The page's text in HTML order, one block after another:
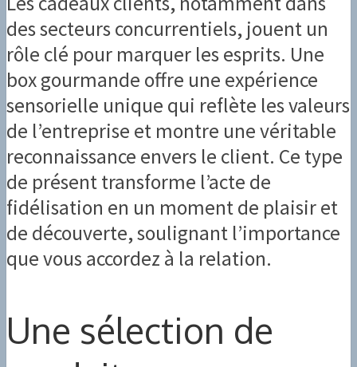
des secteurs concurrentiels, jouent un
rôle clé pour marquer les esprits. Une
box gourmande offre une expérience
sensorielle unique qui reflète les valeurs
de l’entreprise et montre une véritable
reconnaissance envers le client. Ce type
de présent transforme l’acte de
fidélisation en un moment de plaisir et
de découverte, soulignant l’importance
que vous accordez à la relation.
Une sélection de